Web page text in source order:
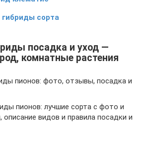
сорта
посадка и уход —
комнатные растения
пионов: фото, отзывы, посадка и
пионов: лучшие сорта с фото и
описание видов и правила посадки и